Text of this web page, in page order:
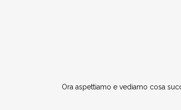
Ora aspettiamo e vediamo cosa